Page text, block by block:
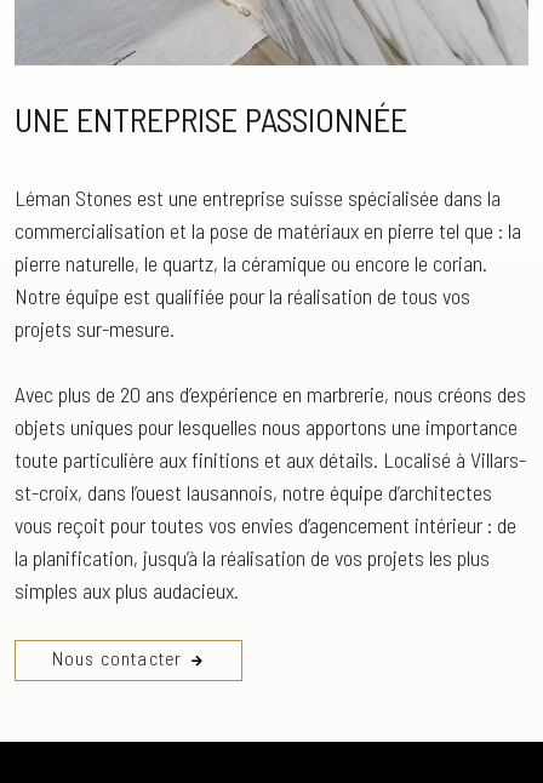
UNE ENTREPRISE PASSIONNÉE
Léman Stones est une entreprise suisse spécialisée dans la
commercialisation et la pose de matériaux en pierre tel que : la
pierre naturelle, le quartz, la céramique ou encore le corian.
Notre équipe est qualifiée pour la réalisation de tous vos
projets sur-mesure.
Avec plus de 20 ans d’expérience en marbrerie, nous créons des
objets uniques pour lesquelles nous apportons une importance
toute particulière aux finitions et aux détails. Localisé à Villars-
st-croix, dans l’ouest lausannois, notre équipe d’architectes
vous reçoit pour toutes vos envies d’agencement intérieur : de
la planification, jusqu’à la réalisation de vos projets les plus
simples aux plus audacieux.
Nous contacter